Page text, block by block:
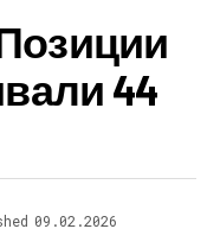
44
09.02.2026